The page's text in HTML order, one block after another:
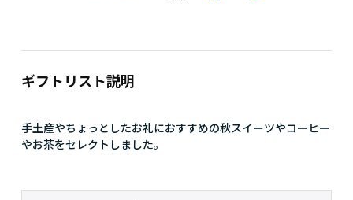
ギフトリスト説明
手土産やちょっとしたお礼におすすめの秋スイーツやコーヒー
やお茶をセレクトしました。